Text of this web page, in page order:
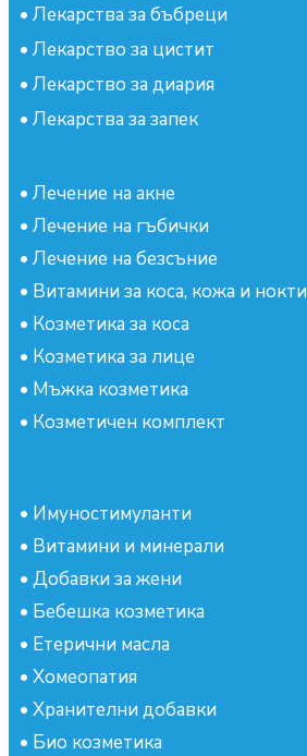
• Лекарства за бъбреци
• Лекарство за цистит
• Лекарство за диария
• Лекарства за запек
• Лечение на акне
• Лечение на гъбички
• Лечение на безсъние
• Витамини за коса, кожа и нокти
• Козметика за коса
• Козметика за лице
• Мъжка козметика
• Козметичен комплект
• Имуностимуланти
• Витамини и минерали
• Добавки за жени
• Бебешка козметика
• Етерични масла
• Хомеопатия
• Хранителни добавки
• Био козметика